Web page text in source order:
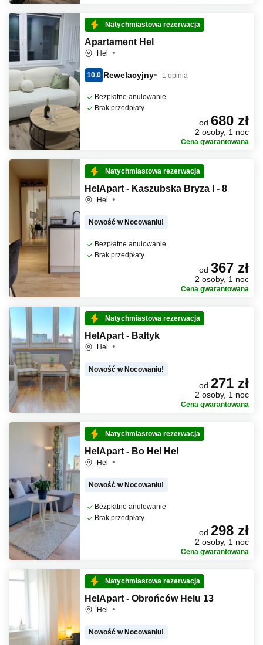
Natychmiastowa rezerwacja
Apartament Hel
Hel
10.0 Rewelacyjny 1 opinia
Bezpłatne anulowanie
Brak przedpłaty
od 680 zł
2 osoby, 1 noc
Cena gwarantowana
Natychmiastowa rezerwacja
HelApart - Kaszubska Bryza I - 8
Hel
Nowość w Nocowaniu!
Bezpłatne anulowanie
Brak przedpłaty
od 367 zł
2 osoby, 1 noc
Cena gwarantowana
Natychmiastowa rezerwacja
HelApart - Bałtyk
Hel
Nowość w Nocowaniu!
od 271 zł
2 osoby, 1 noc
Cena gwarantowana
Natychmiastowa rezerwacja
HelApart - Bo Hel Hel
Hel
Nowość w Nocowaniu!
Bezpłatne anulowanie
Brak przedpłaty
od 298 zł
2 osoby, 1 noc
Cena gwarantowana
Natychmiastowa rezerwacja
HelApart - Obrońców Helu 13
Hel
Nowość w Nocowaniu!